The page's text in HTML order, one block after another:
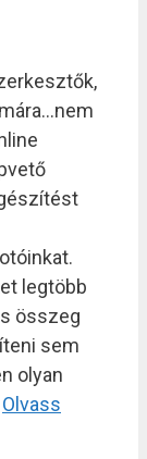
legtöbb
összeg
sem
olyan
Olvass